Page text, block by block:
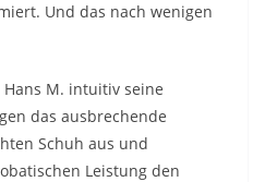
Und das nach wenigen
M. intuitiv seine
das ausbrechende
Schuh aus und
Leistung den